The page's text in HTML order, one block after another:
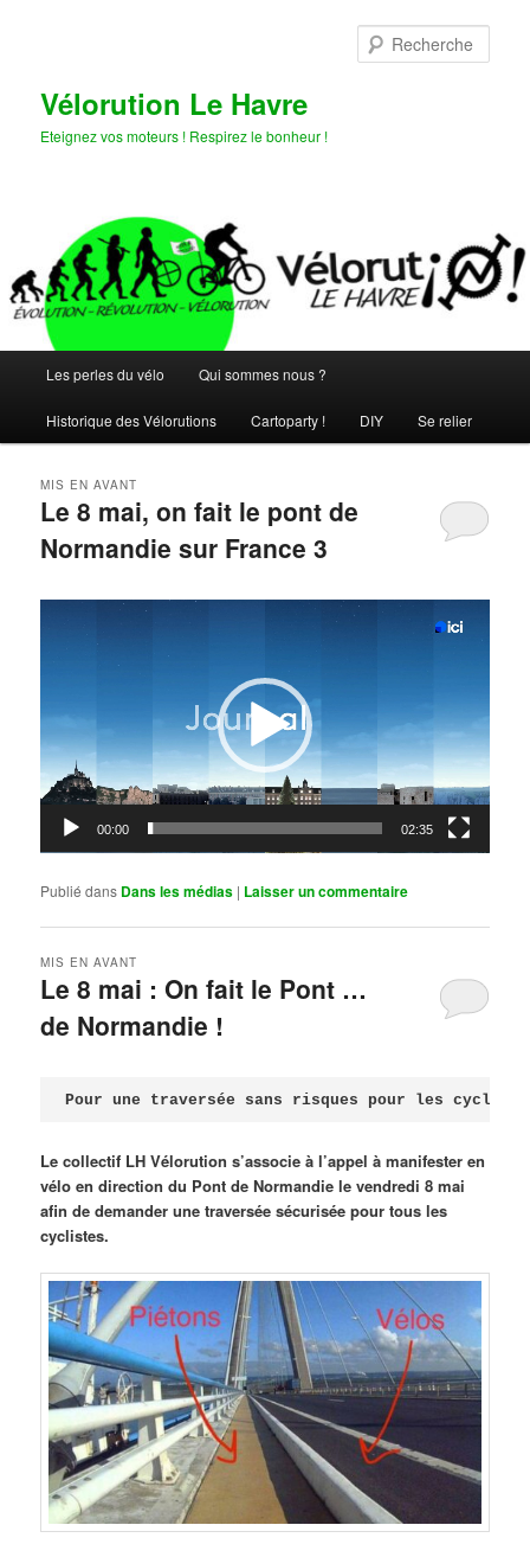
Vélorution Le Havre
Eteignez vos moteurs ! Respirez le bonheur !
principal
Les perles du vélo Qui sommes nous ?
Historique des Vélorutions Cartoparty ! DIY Se relier
Le 8 mai, on fait le pont de
Normandie sur France 3
MIS EN AVANT
00:00 02:35
Publié dans Dans les médias | Laisser un commentaire
Le 8 mai : On fait le Pont …
de Normandie !
MIS EN AVANT
Pour une traversée sans risques pour les
Le collectif LH Vélorution s’associe à l’appel à manifester en
vélo en direction du Pont de Normandie le vendredi 8 mai
afin de demander une traversée sécurisée pour tous les
cyclistes.